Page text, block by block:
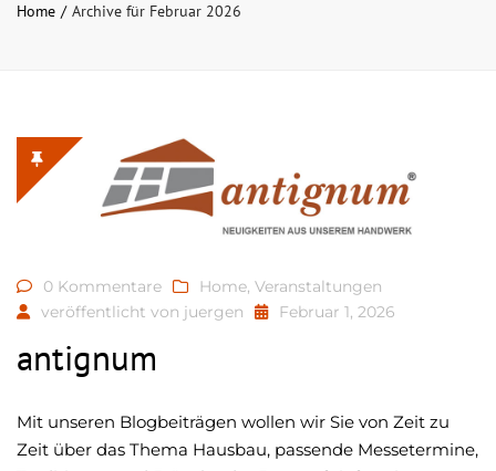
Home Archive für Februar 2026
0 Kommentare Home, Veranstaltungen
veröffentlicht von juergen Februar 1, 2026
antignum
Mit unseren Blogbeiträgen wollen wir Sie von Zeit zu
Zeit über das Thema Hausbau, passende Messetermine,